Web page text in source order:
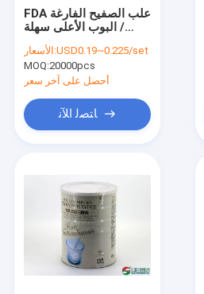
يمكن القاع
علب الهدايا الورق المعاد تدويره
واضح الحيوانات الأليفة الجرار
أكواب وأوعية للاستعمال مرة واحدة
أكياس تغليف بريدية
صندوق الوجبات الجاهزة
FDA علب الصفيح الفارغة
/ البوب ​​الأعلى سهلة
الطوق سحب علب معدنية
القصدير الغذاء
الأسعار:USD0.19~0.225/set
MOQ:20000pcs
أحصل على آخر سعر
ﺎﺘﺼﻟ ﺍﻶﻧ